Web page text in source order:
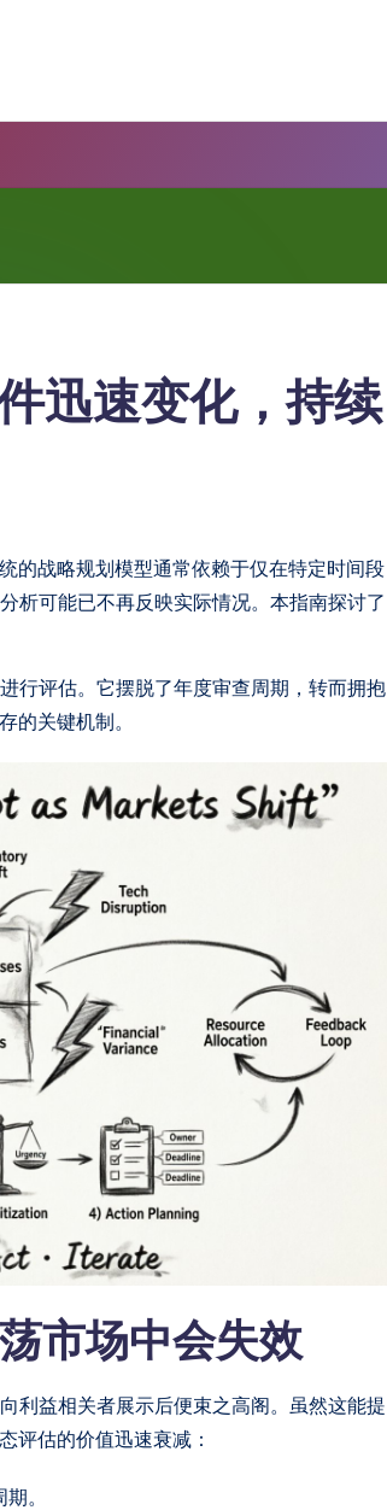
迅速变化，持续
的战略规划模型通常依赖于仅在特定时间段
析可能已不再反映实际情况。本指南探讨了
行评估。它摆脱了年度审查周期，转而拥抱
的关键机制。
市场中会失效
利益相关者展示后便束之高阁。虽然这能提
评估的价值迅速衰减：
。